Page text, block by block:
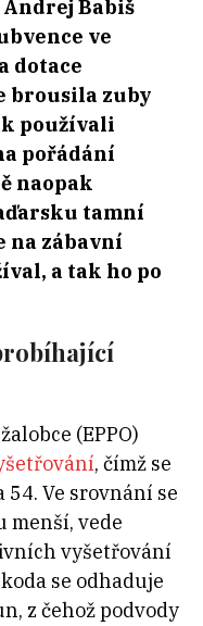
Babiš
ve
dotace
brousila zuby
používali
pořádání
naopak
tamní
na zábavní
a tak ho po
(EPPO)
, čímž se
Ve srovnání se
menší, vede
vyšetřování
se odhaduje
z čehož podvody